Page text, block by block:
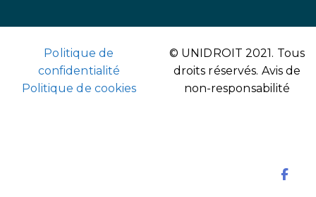
Politique de
confidentialité
Politique de cookies
© UNIDROIT 2021. Tous
droits réservés. Avis de
non-responsabilité